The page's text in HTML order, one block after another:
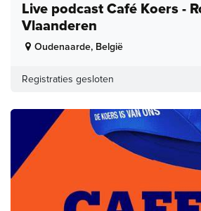
Live podcast Café Koers -
Vlaanderen
Oudenaarde, België
Registraties gesloten